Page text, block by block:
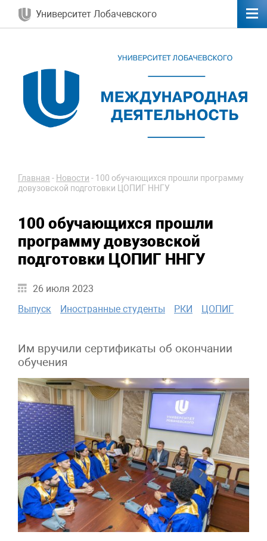
Университет Лобачевского
Главная - Новости - 100 обучающихся прошли программу
довузовской подготовки ЦОПИГ ННГУ
100 обучающихся прошли
программу довузовской
подготовки ЦОПИГ ННГУ
26 июля 2023
Выпуск
Иностранные студенты РКИ ЦОПИГ
Им вручили сертификаты об окончании
обучения